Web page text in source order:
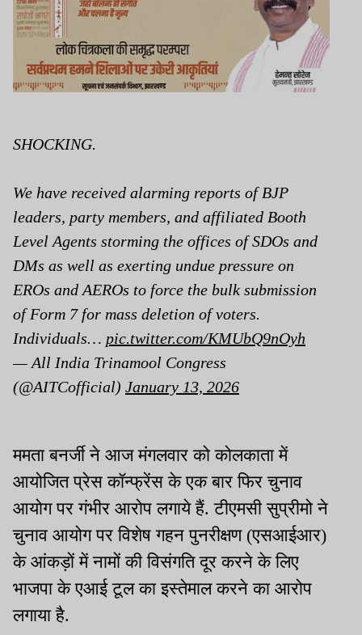
SHOCKING.
We have received alarming reports of BJP
leaders, party members, and affiliated Booth
Level Agents storming the offices of SDOs and
DMs as well as exerting undue pressure on
EROs and AEROs to force the bulk submission
of Form 7 for mass deletion of voters.
Individuals… pic.twitter.com/KMUbQ9nOyh
— All India Trinamool Congress
(@AITCofficial) January 13, 2026
ममता बनर्जी ने आज मंगलवार को कोलकाता में
आयोजित प्रेस कॉन्फ्रेंस के एक बार फिर चुनाव
आयोग पर गंभीर आरोप लगाये हैं. टीएमसी सुप्रीमो ने
चुनाव आयोग पर विशेष गहन पुनरीक्षण (एसआईआर)
के आंकड़ों में नामों की विसंगति दूर करने के लिए
भाजपा के एआई टूल का इस्तेमाल करने का आरोप
लगाया है.